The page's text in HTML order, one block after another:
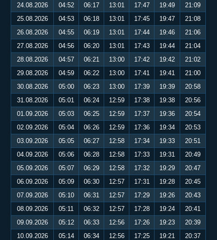
24.08.2026
04:52 06:17 13:01 17:47 19:49
21:09
25.08.2026
04:53 06:18 13:01 17:45 19:47
21:08
26.08.2026
04:55 06:19 13:01 17:44 19:46
21:06
27.08.2026
04:56 06:20 13:01 17:43 19:44
21:04
28.08.2026
04:57 06:21 13:00 17:42 19:42
21:02
29.08.2026
04:59 06:22 13:00 17:41 19:41
21:00
30.08.2026
05:00 06:23 13:00 17:39 19:39
20:58
31.08.2026
05:01 06:24 12:59 17:38 19:38
20:56
01.09.2026
05:03 06:25 12:59 17:37 19:36
20:54
02.09.2026
05:04 06:26 12:59 17:36 19:34
20:53
03.09.2026
05:05 06:27 12:58 17:34 19:33
20:51
04.09.2026
05:06 06:28 12:58 17:33 19:31
20:49
05.09.2026
05:07 06:29 12:58 17:32 19:29
20:47
06.09.2026
05:09 06:30 12:57 17:31 19:28
20:45
07.09.2026
05:10 06:31 12:57 17:29 19:26
20:43
08.09.2026
05:11 06:32 12:57 17:28 19:24
20:41
09.09.2026
05:12 06:33 12:56 17:26 19:23
20:39
10.09.2026
05:14 06:34 12:56 17:25 19:21
20:37